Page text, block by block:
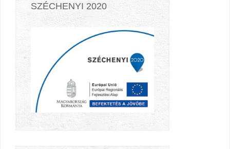
SZÉCHENYI 2020